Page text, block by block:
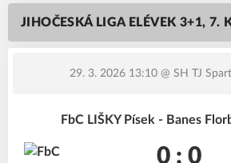
JIHOČESKÁ LIGA ELÉVEK 3+1, 7.
29. 3. 2026 13:10@ SH TJ
FbC LIŠKY Písek - Banes
0 : 0